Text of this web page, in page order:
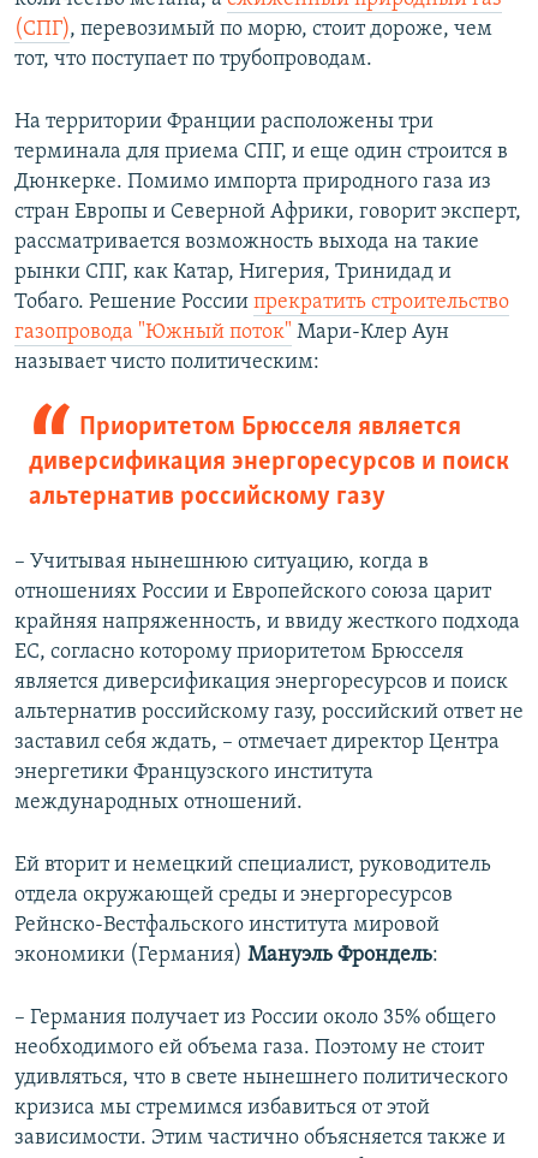
(СПГ), перевозимый по морю, стоит дороже, чем
тот, что поступает по трубопроводам.
На территории Франции расположены три
терминала для приема СПГ, и еще один строится в
Дюнкерке. Помимо импорта природного газа из
стран Европы и Северной Африки, говорит эксперт,
рассматривается возможность выхода на такие
рынки СПГ, как Катар, Нигерия, Тринидад и
Тобаго. Решение России прекратить строительство
газопровода "Южный поток" Мари-Клер Аун
называет чисто политическим:
Приоритетом Брюсселя является
диверсификация энергоресурсов и поиск
альтернатив российскому газу
– Учитывая нынешнюю ситуацию, когда в
отношениях России и Европейского союза царит
крайняя напряженность, и ввиду жесткого подхода
ЕС, согласно которому приоритетом Брюсселя
является диверсификация энергоресурсов и поиск
альтернатив российскому газу, российский ответ не
заставил себя ждать, – отмечает директор Центра
энергетики Французского института
международных отношений.
Ей вторит и немецкий специалист, руководитель
отдела окружающей среды и энергоресурсов
Рейнско-Вестфальского института мировой
экономики (Германия) Мануэль Фрондель:
– Германия получает из России около 35% общего
необходимого ей объема газа. Поэтому не стоит
удивляться, что в свете нынешнего политического
кризиса мы стремимся избавиться от этой
зависимости. Этим частично объясняется также и